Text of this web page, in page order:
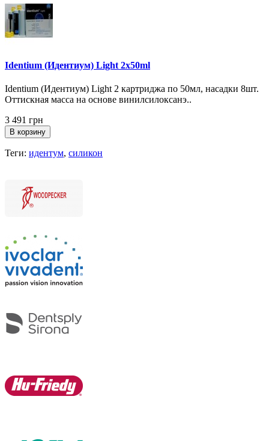
Identium (Идентиум) Light 2x50ml
Identium (Идентиум) Light 2 картриджа по 50мл, насадки 8шт.
Оттискная масса на основе винилсилоксанэ..
3 491 грн
В корзину
Теги: идентум, силикон